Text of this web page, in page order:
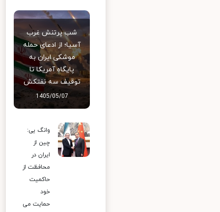
شب پرتنش غرب
آسیا؛ از ادعای حمله
موشکی ایران به
پایگاه آمریکا تا
توقیف سه نفتکش
1405/05/07
وانگ یی:
چین از
ایران در
محافظت از
حاکمیت
خود
حمایت می